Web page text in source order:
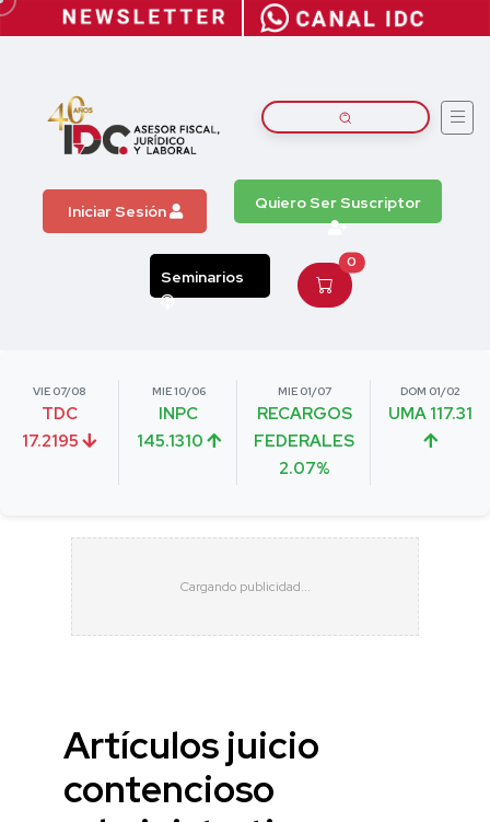
Iniciar Sesión Quiero Ser Suscriptor
Seminarios
0
VIE 07/08
TDC
17.2195
MIE 10/06
INPC
145.1310
MIE 01/07
RECARGOS
FEDERALES
2.07%
DOM 01/02
UMA 117.31
Artículos juicio
contencioso